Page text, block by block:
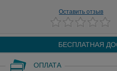
Оставить отзыв
БЕСПЛАТНАЯ
ОПЛАТА